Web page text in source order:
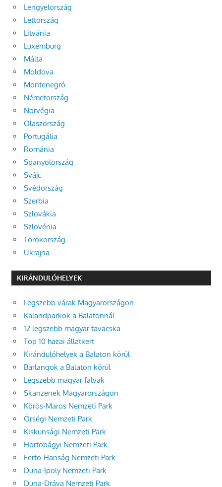
Lengyelország
Lettország
Litvánia
Luxemburg
Málta
Moldova
Montenegró
Németország
Norvégia
Olaszország
Portugália
Románia
Spanyolország
Svájc
Svédország
Szerbia
Szlovákia
Szlovénia
Törökország
Ukrajna
KIRÁNDULÓHELYEK
Legszebb várak Magyarországon
Kalandparkok a Balatonnál
12 legszebb magyar tavacska
Top 10 hazai állatkert
Kirándulóhelyek a Balaton körül
Barlangok a Balaton körül
Legszebb magyar falvak
Skanzenek Magyarországon
Körös-Maros Nemzeti Park
Őrségi Nemzeti Park
Kiskunsági Nemzeti Park
Hortobágyi Nemzeti Park
Fertő-Hanság Nemzeti Park
Duna-Ipoly Nemzeti Park
Duna-Dráva Nemzeti Park